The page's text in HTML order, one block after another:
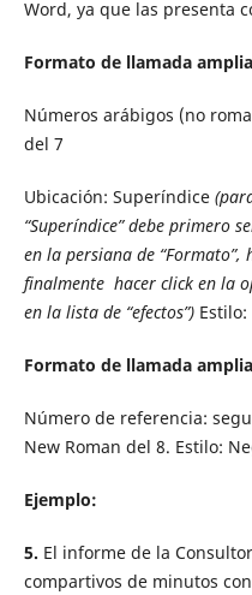
Word, ya que las presenta
Formato de llamada
Números arábigos (no
del 7
Ubicación: Superíndice
“Superíndice” debe primero
en la persiana de “Formato”,
finalmente hacer click en la
en la lista de “efectos”)
Formato de llamada
Número de referencia:
New Roman del 8. Estilo:
Ejemplo:
5. El informe de la
compartivos de minutos